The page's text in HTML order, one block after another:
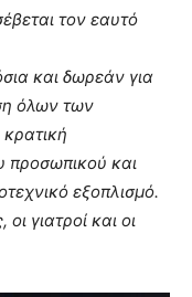
τον εαυτό
και δωρεάν για
όλων των
προσωπικού και
εξοπλισμό.
γιατροί και οι